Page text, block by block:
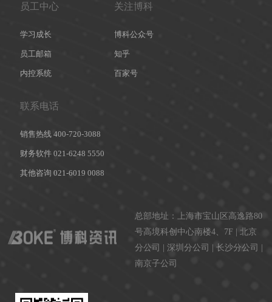
员工中心
学习成长
员工邮箱
内控系统
关注博科
博科公众号
知乎
百家号
联系电话
销售热线 400-720-3088
财务软件 021-6248 5550
其他咨询 021-6019 0088
总部地址：
上海市宝山区高逸路80
号高境科创中心南楼4、7F |北京
分公司 |深圳分公司 |长沙分公司 |
南京子公司